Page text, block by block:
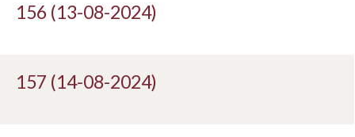
156 (13-08-2024)
157 (14-08-2024)